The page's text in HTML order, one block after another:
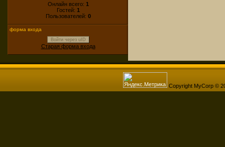
Онлайн всего: 1
Гостей: 1
Пользователей: 0
форма входа
Войти через uID
Старая форма входа
Copyright MyCorp ©